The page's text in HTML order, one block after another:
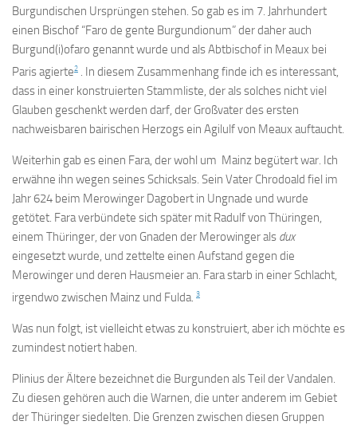
Burgundischen Ursprüngen stehen. So gab es im 7. Jahrhundert
einen Bischof “Faro de gente Burgundionum” der daher auch
Burgund(i)ofaro genannt wurde und als Abtbischof in Meaux bei
Paris agierte2 . In diesem Zusammenhang finde ich es interessant,
dass in einer konstruierten Stammliste, der als solches nicht viel
Glauben geschenkt werden darf, der Großvater des ersten
nachweisbaren bairischen Herzogs ein Agilulf von Meaux auftaucht.
Weiterhin gab es einen Fara, der wohl um Mainz begütert war. Ich
erwähne ihn wegen seines Schicksals. Sein Vater Chrodoald fiel im
Jahr 624 beim Merowinger Dagobert in Ungnade und wurde
getötet. Fara verbündete sich später mit Radulf von Thüringen,
einem Thüringer, der von Gnaden der Merowinger als dux
eingesetzt wurde, und zettelte einen Aufstand gegen die
Merowinger und deren Hausmeier an. Fara starb in einer Schlacht,
irgendwo zwischen Mainz und Fulda. 3
Was nun folgt, ist vielleicht etwas zu konstruiert, aber ich möchte es
zumindest notiert haben.
Plinius der Ältere bezeichnet die Burgunden als Teil der Vandalen.
Zu diesen gehören auch die Warnen, die unter anderem im Gebiet
der Thüringer siedelten. Die Grenzen zwischen diesen Gruppen